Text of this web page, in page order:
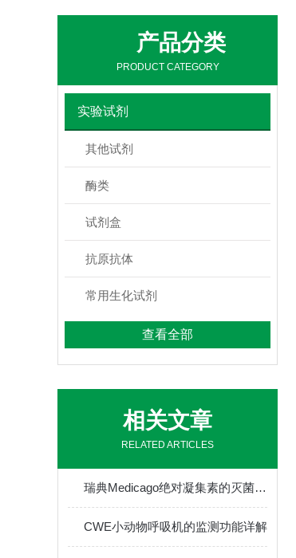
产品分类
PRODUCT CATEGORY
实验试剂
其他试剂
酶类
试剂盒
抗原抗体
常用生化试剂
查看全部
相关文章
RELATED ARTICLES
瑞典Medicago绝对凝集素的灭菌方式
CWE小动物呼吸机的监测功能详解